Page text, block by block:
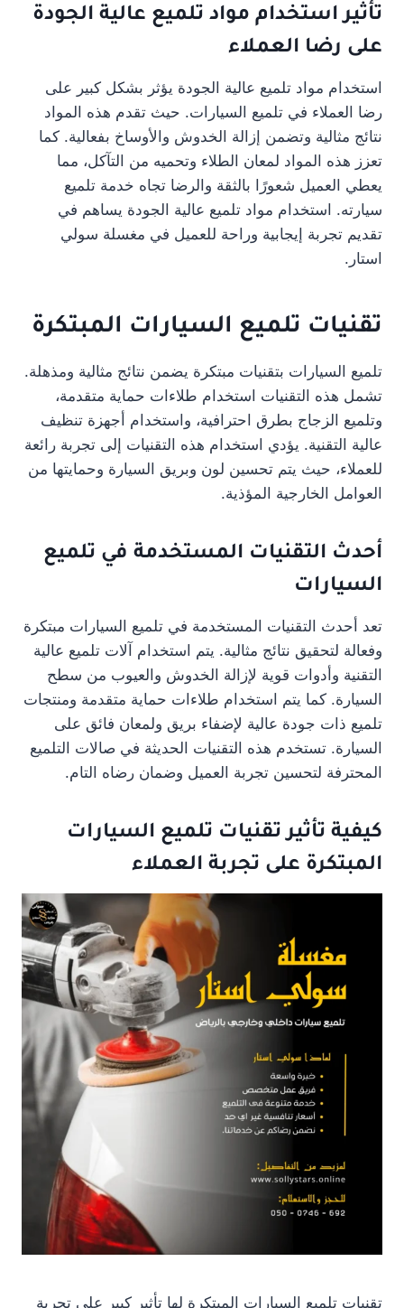
تأثير استخدام مواد تلميع عالية الجودة
على رضا العملاء
استخدام مواد تلميع عالية الجودة يؤثر بشكل كبير على
رضا العملاء في تلميع السيارات. حيث تقدم هذه المواد
نتائج مثالية وتضمن إزالة الخدوش والأوساخ بفعالية. كما
تعزز هذه المواد لمعان الطلاء وتحميه من التآكل، مما
يعطي العميل شعورًا بالثقة والرضا تجاه خدمة تلميع
سيارته. استخدام مواد تلميع عالية الجودة يساهم في
تقديم تجربة إيجابية وراحة للعميل في مغسلة سولي
استار.
تقنيات تلميع السيارات المبتكرة
تلميع السيارات بتقنيات مبتكرة يضمن نتائج مثالية ومذهلة.
تشمل هذه التقنيات استخدام طلاءات حماية متقدمة،
وتلميع الزجاج بطرق احترافية، واستخدام أجهزة تنظيف
عالية التقنية. يؤدي استخدام هذه التقنيات إلى تجربة رائعة
للعملاء، حيث يتم تحسين لون وبريق السيارة وحمايتها من
العوامل الخارجية المؤذية.
أحدث التقنيات المستخدمة في تلميع
السيارات
تعد أحدث التقنيات المستخدمة في تلميع السيارات مبتكرة
وفعالة لتحقيق نتائج مثالية. يتم استخدام آلات تلميع عالية
التقنية وأدوات قوية لإزالة الخدوش والعيوب من سطح
السيارة. كما يتم استخدام طلاءات حماية متقدمة ومنتجات
تلميع ذات جودة عالية لإضفاء بريق ولمعان فائق على
السيارة. تستخدم هذه التقنيات الحديثة في صالات التلميع
المحترفة لتحسين تجربة العميل وضمان رضاه التام.
كيفية تأثير تقنيات تلميع السيارات
المبتكرة على تجربة العملاء
تقنيات تلميع السيارات المبتكرة لها تأثير كبير على تجربة